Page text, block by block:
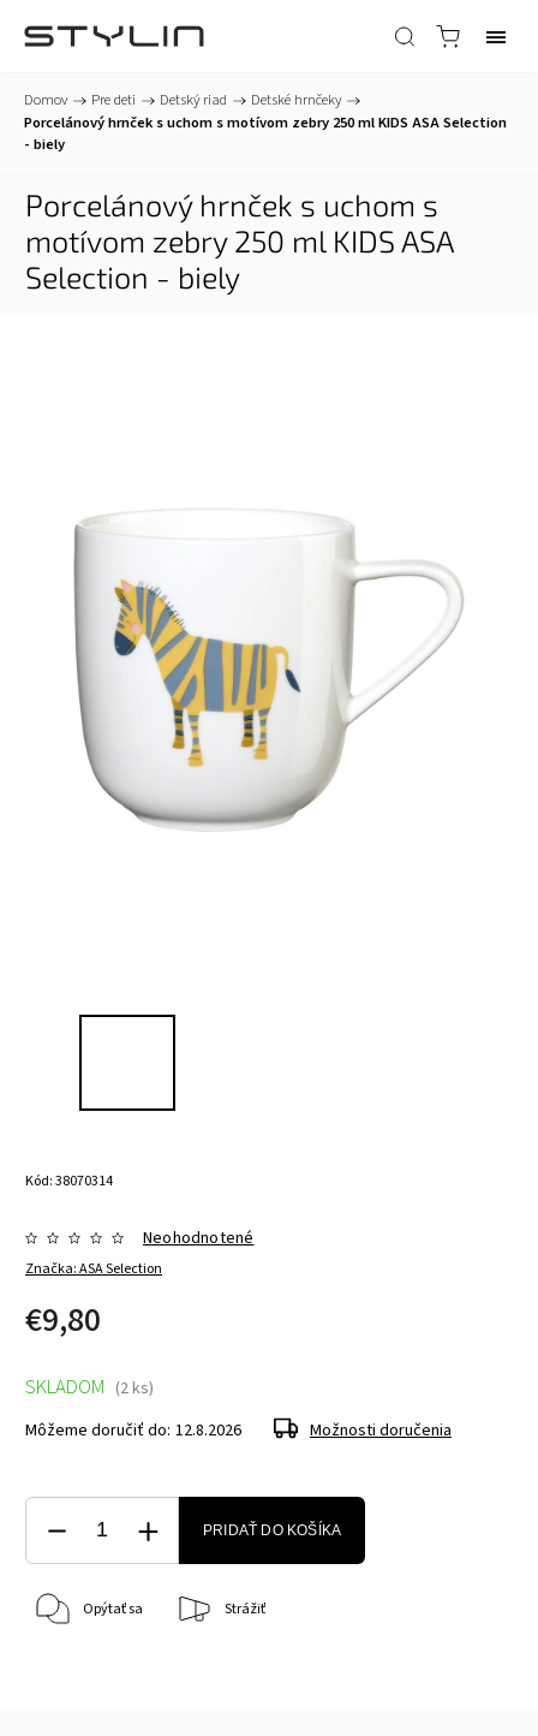
Domov / Pre deti / Detský riad / Detské hrnčeky /
Porcelánový hrnček s uchom s motívom zebry 250 ml KIDS ASA Selection
- biely
Porcelánový hrnček s uchom s
motívom zebry 250 ml KIDS ASA
Selection - biely
Kód:38070314
Značka:ASA Selection
Neohodnotené
€9,80
SKLADOM (2 ks)
Môžeme doručiť do: 12.8.2026 Možnosti doručenia
PRIDAŤ DO KOŠÍKA
Opýtať sa Strážiť